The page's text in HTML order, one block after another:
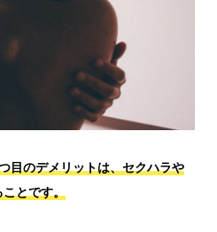
目のデメリットは、セクハラや
とです。